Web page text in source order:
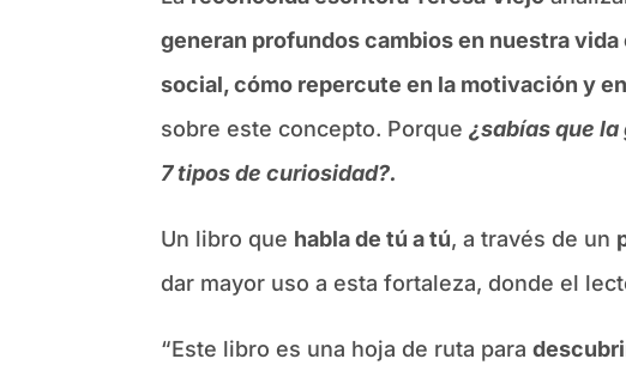
generan profundos cambios en nuestra
social, cómo repercute en la motivación y
sobre este concepto. Porque¿sabías que
7 tipos de curiosidad?.
Un libro que habla de tú a tú, a través de un
dar mayor uso a esta fortaleza, donde el
“Este libro es una hoja de ruta para